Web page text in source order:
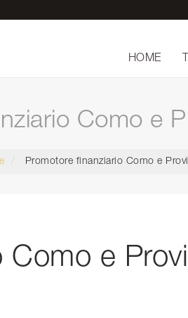
HOME
Como e
Promotore finanziario Como e
Como e